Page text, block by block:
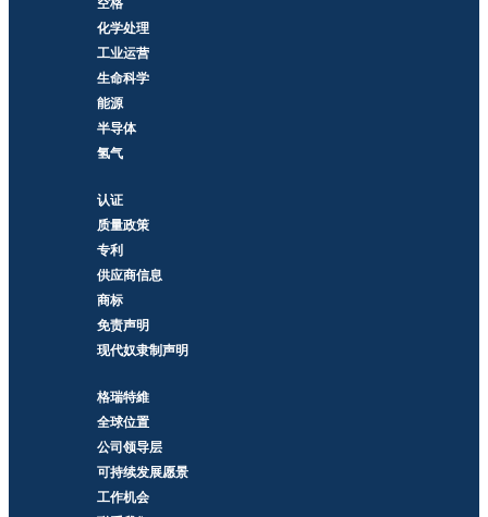
空格
化学处理
工业运营
生命科学
能源
半导体
氢气
认证
质量政策
专利
供应商信息
商标
免责声明
现代奴隶制声明
格瑞特維
全球位置
公司领导层
可持续发展愿景
工作机会